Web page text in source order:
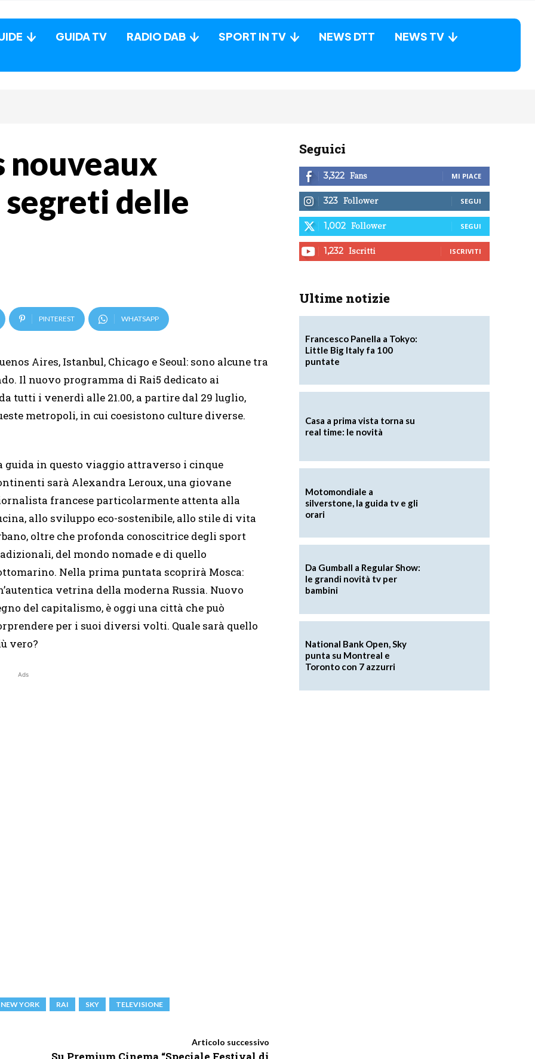
GUIDA TV RADIO DAB SPORT IN TV NEWS DTT
NEWS TV
nouveaux
delle
PINTEREST WHATSAPP
Aires, Istanbul, Chicago e Seoul: sono alcune tra
Il nuovo programma di Rai5 dedicato ai
tutti i venerdì alle 21.00, a partire dal 29 luglio,
metropoli, in cui coesistono culture diverse.
guida in questo viaggio attraverso i cinque
sarà Alexandra Leroux, una giovane
francese particolarmente attenta alla
allo sviluppo eco-sostenibile, allo stile di vita
oltre che profonda conoscitrice degli sport
del mondo nomade e di quello
Nella prima puntata scoprirà Mosca:
vetrina della moderna Russia. Nuovo
del capitalismo, è oggi una città che può
per i suoi diversi volti. Quale sarà quello
vero?
Ads
NEW YORK RAI SKY TELEVISIONE
Articolo successivo
Seguici
3,322 Fans MI PIACE
323 Follower SEGUI
1,002 Follower SEGUI
1,232 Iscritti ISCRIVITI
Ultime notizie
Francesco Panella a Tokyo:
Little Big Italy fa 100
puntate
Casa a prima vista torna su
real time: le novità
Motomondiale a
silverstone, la guida tv e gli
orari
Da Gumball a Regular Show:
le grandi novità tv per
bambini
National Bank Open, Sky
punta su Montreal e
Toronto con 7 azzurri